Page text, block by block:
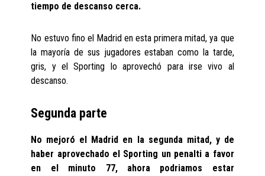
tiempo de descanso cerca.
No estuvo fino el Madrid en esta primera mitad, ya que
la mayoría de sus jugadores estaban como la tarde,
gris, y el Sporting lo aprovechó para irse vivo al
descanso.
Segunda parte
No mejoró el Madrid en la segunda mitad, y de
haber aprovechado el Sporting un penalti a favor
en el minuto 77, ahora podriamos estar